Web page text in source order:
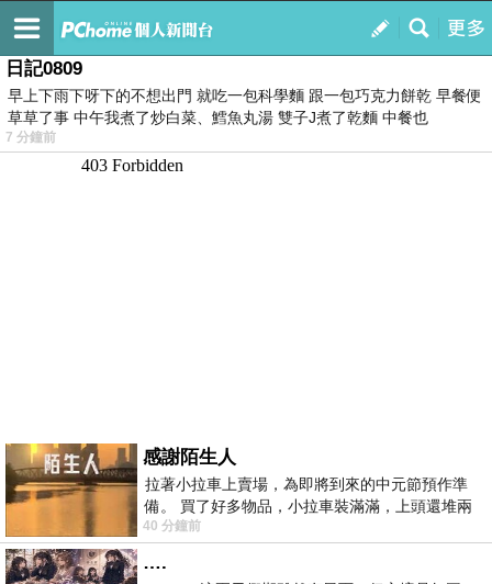
我的
最新文章
日記0809
早上下雨下呀下的不想出門 就吃一包科學麵 跟一包巧克力餅乾 早餐便
草草了事 中午我煮了炒白菜、鱈魚丸湯 雙子J煮了乾麵 中餐也
7 分鐘前
感謝陌生人
拉著小拉車上賣場，為即將到來的中元節預作準
備。 買了好多物品，小拉車裝滿滿，上頭還堆兩
紙箱。 雖辛苦了點，這點程度我一個人搬
40 分鐘前
….